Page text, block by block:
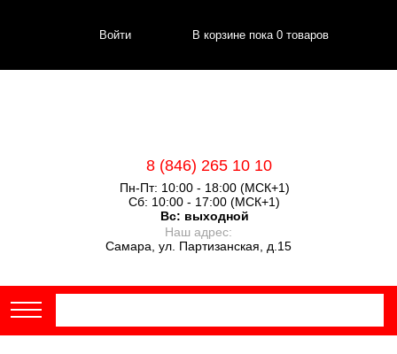
Войти В корзине пока 0товаров
8 (846) 265 10 10
Пн-Пт: 10:00 - 18:00 (МСК+1)
Сб: 10:00 - 17:00 (МСК+1)
Вс: выходной
Наш адрес:
Самара, ул. Партизанская, д.15